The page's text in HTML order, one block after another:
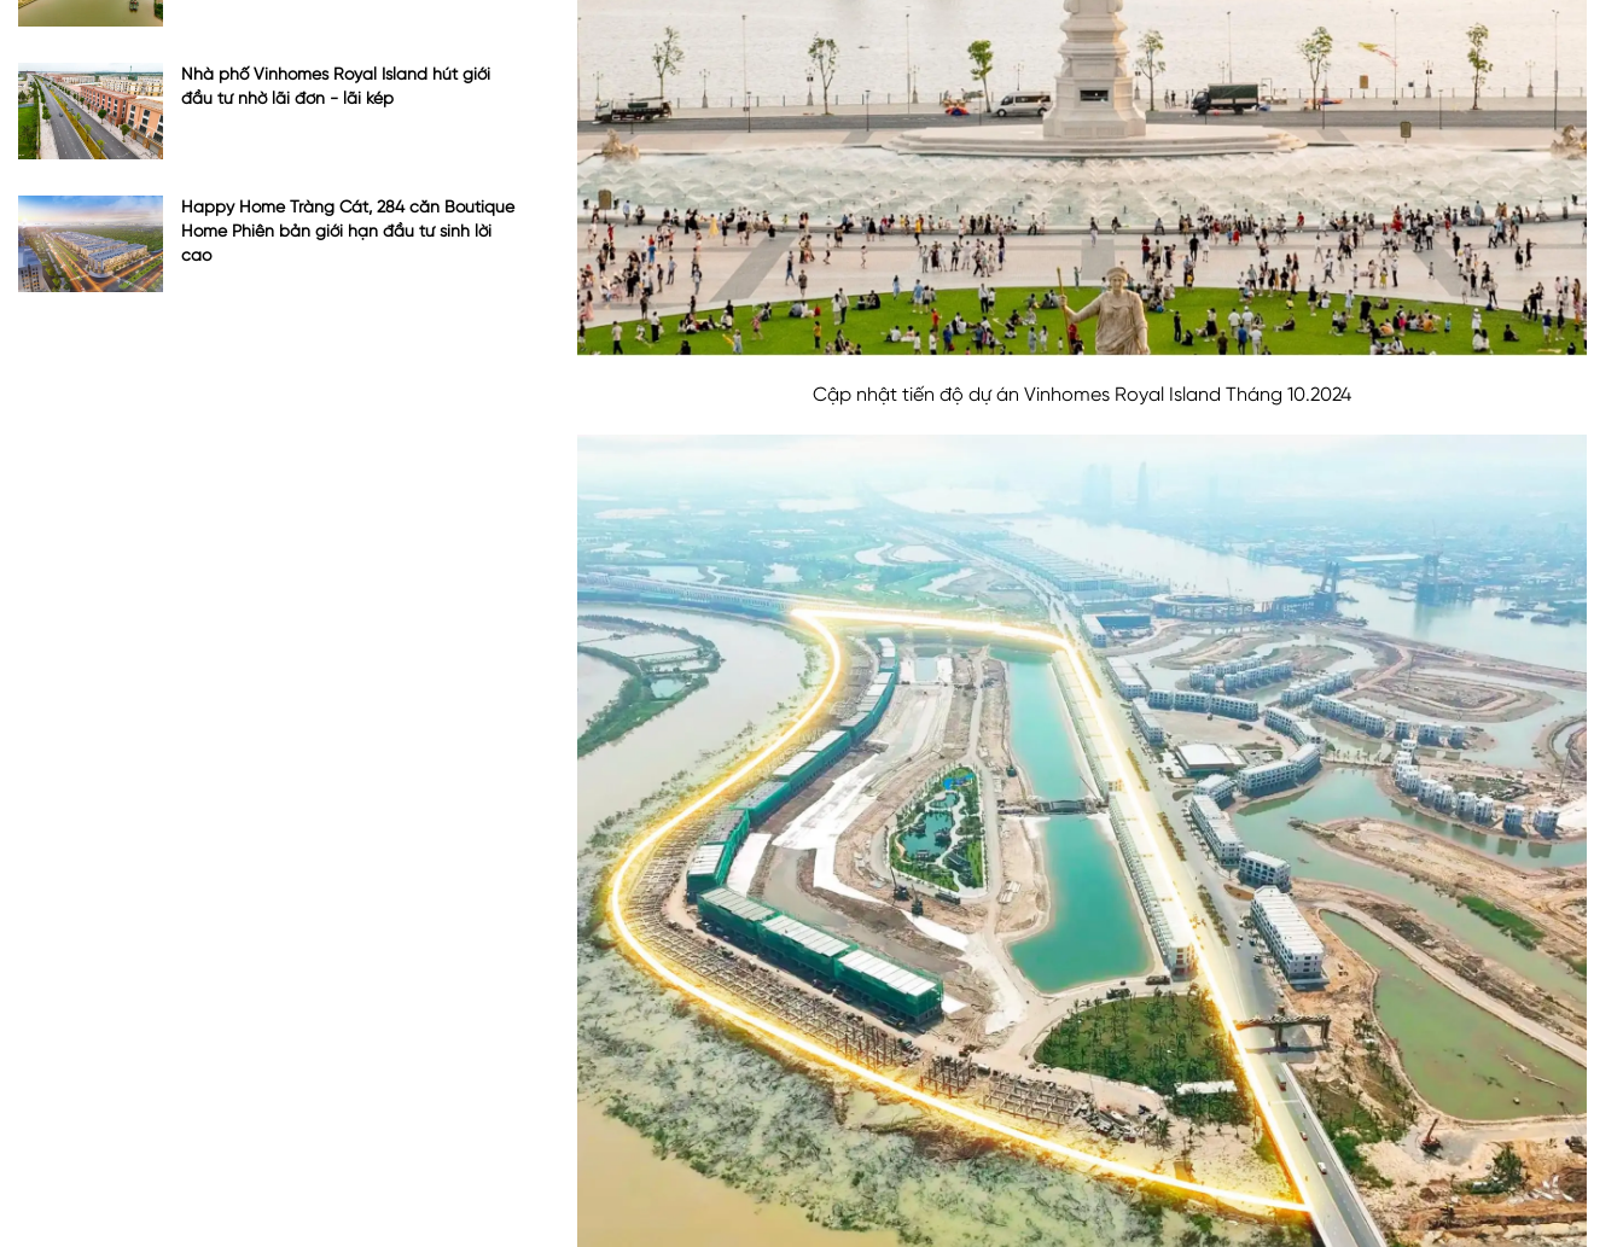
Cập nhật tiến độ dự án Vinhomes Royal Island Tháng 10.2024
Nhà phố Vinhomes Royal Island hút giới
đầu tư nhờ lãi đơn - lãi kép
Happy Home Tràng Cát, 284 căn Boutique
Home Phiên bản giới hạn đầu tư sinh lời
cao